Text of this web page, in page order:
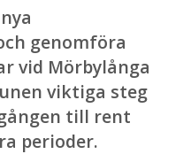
genomföra
vid Mörbylånga
viktiga steg
till rent
perioder.